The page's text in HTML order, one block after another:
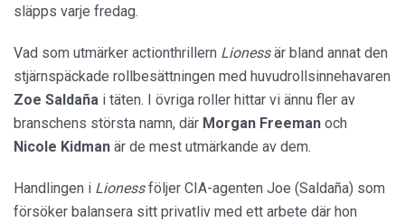
släpps varje fredag.
Vad som utmärker actionthrillern Lionessär bland annat den
stjärnspäckade rollbesättningen med huvudrollsinnehavaren
Zoe Saldaña i täten. I övriga roller hittar vi ännu fler av
branschens största namn, där Morgan Freeman och
Nicole Kidman är de mest utmärkande av dem.
Handlingen i Lionessföljer CIA-agenten Joe (Saldaña) som
försöker balansera sitt privatliv med ett arbete där hon